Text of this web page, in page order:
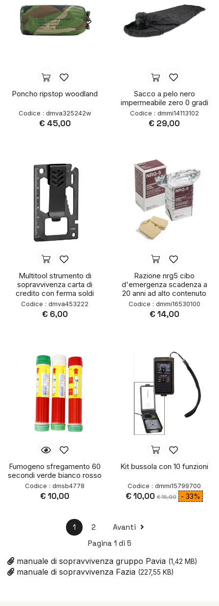
Poncho ripstop woodland
Codice : dmva325242w
€ 45,00
Sacco a pelo nero
impermeabile zero 0 gradi
Codice : dmmi14113102
€ 29,00
Multitool strumento di
sopravvivenza carta di
credito con ferma soldi
Codice : dmva453222
€ 6,00
Razione nrg5 cibo
d'emergenza scadenza a
20 anni ad alto contenuto
Codice : dmmi16530100
€ 14,00
Fumogeno sfregamento 60
secondi verde bianco rosso
Codice : dmsb4778
€ 10,00
Kit bussola con 10 funzioni
Codice : dmmi15799700
€ 10,00 € 15,00 - 33%
1 2
Avanti
Pagina 1 di 5
manuale di sopravvivenza gruppo Pavia (1,42 MB)
manuale di sopravvivenza Fazia (227,55 KB)